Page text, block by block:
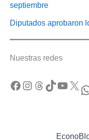
septiembre
Diputados aprobaron
Nuestras redes
Facebook Instagram Threads TikTok YouTube X WhatsApp